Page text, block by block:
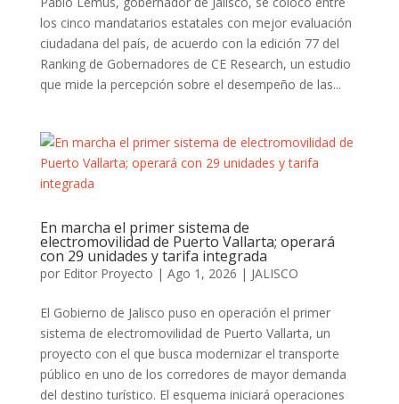
los cinco mandatarios estatales con mejor evaluación
ciudadana del país, de acuerdo con la edición 77 del
Ranking de Gobernadores de CE Research, un estudio
que mide la percepción sobre el desempeño de las...
En marcha el primer sistema de
electromovilidad de Puerto Vallarta; operará
con 29 unidades y tarifa integrada
por Editor Proyecto | Ago 1, 2026 | JALISCO
El Gobierno de Jalisco puso en operación el primer
sistema de electromovilidad de Puerto Vallarta, un
proyecto con el que busca modernizar el transporte
público en uno de los corredores de mayor demanda
del destino turístico. El esquema iniciará operaciones